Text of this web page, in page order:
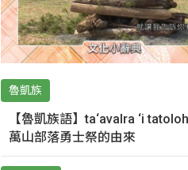
魯凱族
【魯凱族語】ta‘avalra ‘i
萬山部落勇士祭的由來